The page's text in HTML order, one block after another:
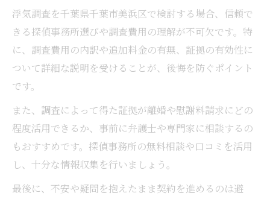
浮気調査を千葉県千葉市美浜区で検討する場合、信頼で
きる探偵事務所選びや調査費用の理解が不可欠です。特
に、調査費用の内訳や追加料金の有無、証拠の有効性に
ついて詳細な説明を受けることが、後悔を防ぐポイント
です。
また、調査によって得た証拠が離婚や慰謝料請求にどの
程度活用できるか、事前に弁護士や専門家に相談するの
もおすすめです。探偵事務所の無料相談や口コミを活用
し、十分な情報収集を行いましょう。
最後に、不安や疑問を抱えたまま契約を進めるのは避